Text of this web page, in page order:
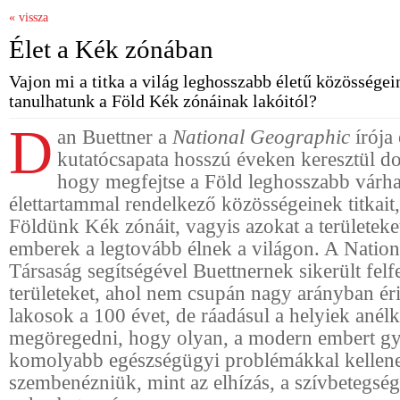
« vissza
Élet a Kék zónában
Vajon mi a titka a világ leghosszabb életű
tanulhatunk a Föld Kék zónáinak lakóitól?
D an Buettner a National Geographic írója
kutatócsapata hosszú éveken keresztül
hogy megfejtse a Föld leghosszabb
élettartammal rendelkező közösségeinek
Földünk Kék zónáit, vagyis azokat a
emberek a legtovább élnek a világon. A
Társaság segítségével Buettnernek sikerült
területeket, ahol nem csupán nagy arányban
lakosok a 100 évet, de ráadásul a helyiek
megöregedni, hogy olyan, a modern embert
komolyabb egészségügyi problémákkal
szembenézniük, mint az elhízás, a